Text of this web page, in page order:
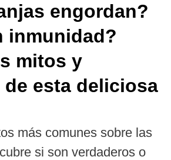
engordan?
inmunidad?
mitos y
de esta deliciosa
más comunes sobre las
si son verdaderos o